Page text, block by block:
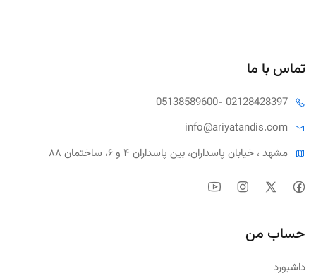
تماس با ما
05138589600- 02128428397
info@ariyatandis.com
مشهد ، خیابان پاسداران، بین پاسداران ۴ و ۶، ساختمان ۸۸
حساب من
داشبورد